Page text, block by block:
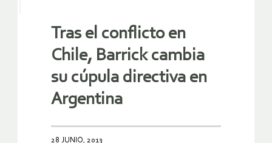
Tras el conflicto en
Chile, Barrick cambia
su cúpula directiva en
Argentina
28 JUNIO, 2013